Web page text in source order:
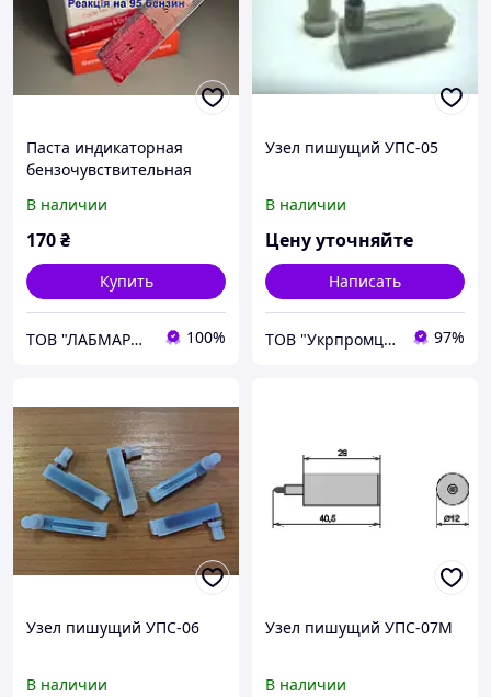
Паста индикаторная
бензочувствительная
В наличии
170₴
Купить
ТОВ "ЛАБМАРКЕТ" 100%
Узел пишущий УПС-05
В наличии
Цену уточняйте
Написать
ТОВ "Укрпромцентр ЛТД" 97%
Узел пишущий УПС-06
В наличии
Узел пишущий УПС-07М
В наличии